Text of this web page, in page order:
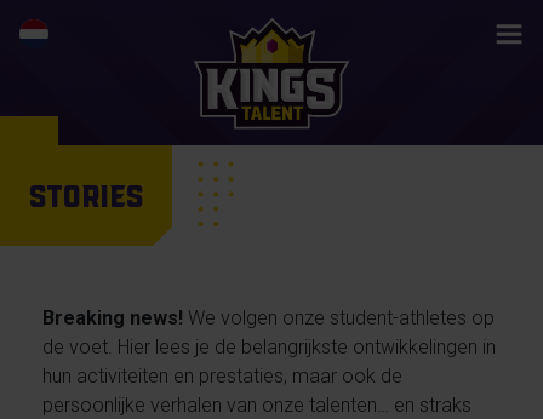
STORIES
Breaking news! We volgen onze student-athletes op
de voet. Hier lees je de belangrijkste ontwikkelingen in
hun activiteiten en prestaties, maar ook de
persoonlijke verhalen van onze talenten… en straks